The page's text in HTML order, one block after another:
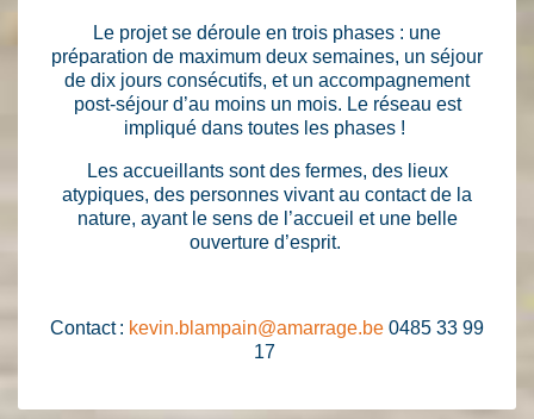
Le projet se déroule en trois phases : une
préparation de maximum deux semaines, un séjour
de dix jours consécutifs, et un accompagnement
post-séjour d’au moins un mois. Le réseau est
impliqué dans toutes les phases !
Les accueillants sont des fermes, des lieux
atypiques, des personnes vivant au contact de la
nature, ayant le sens de l’accueil et une belle
ouverture d’esprit.
Contact : kevin.blampain@amarrage.be 0485 33 99
17